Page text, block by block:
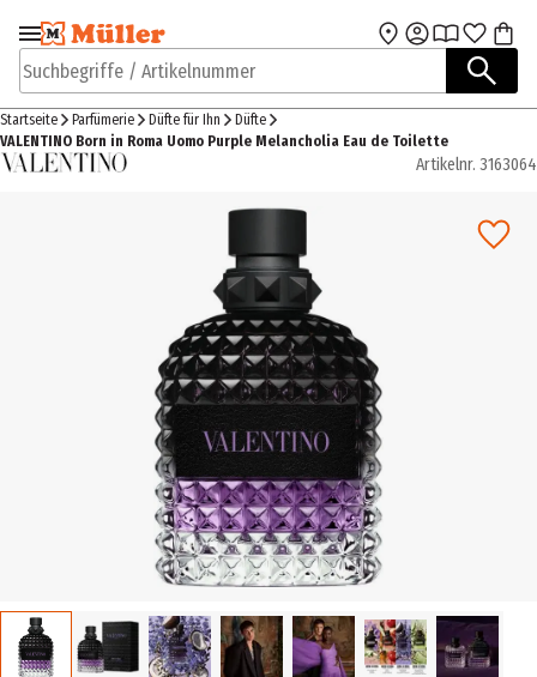
Zur Navigation
springen
Zum Hauptinhalt
Suchbegriffe / Artikelnummer
Startseite Parfümerie Düfte für Ihn
Düfte
VALENTINO Born in Roma Uomo Purple Melancholia Eau de Toilette
Artikelnr. 3163064